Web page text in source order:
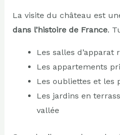
La visite du château est
dans l’histoire de France.
Les salles d’apparat
Les appartements
Les oubliettes et les
Les jardins en
vallée